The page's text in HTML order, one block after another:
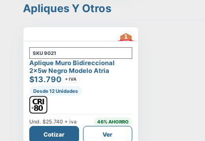
Apliques Y Otros
SKU9021
Aplique Muro Bidireccional
2x5w Negro Modelo Atria
$13.790 + IVA
Desde 12 Unidades
Und.$25.740 + iva 46% AHORRO
Cotizar Ver